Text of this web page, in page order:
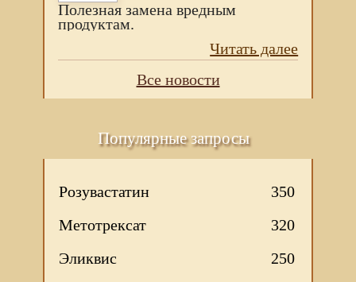
Полезная замена вредным
продуктам.
Читать далее
Все новости
Популярные запросы
Розувастатин
350
Метотрексат
320
Эликвис
250